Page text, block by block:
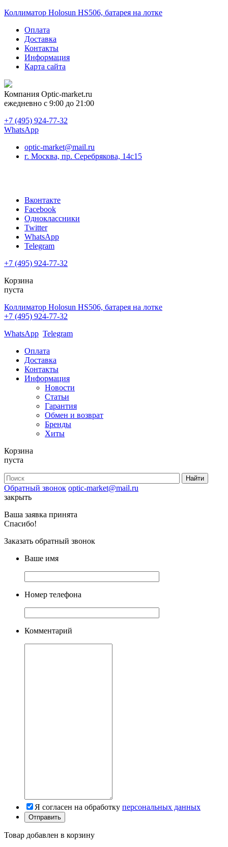
Коллиматор Holosun HS506, батарея на лотке
Оплата
Доставка
Контакты
Информация
Карта сайта
Компания Optic-market.ru
ежедневно с 9:00 до 21:00
+7 (495) 924-77-32
WhatsApp
optic-market@mail.ru
г. Москва, пр. Серебрякова, 14с15
Вконтакте
Facebook
Одноклассники
Twitter
WhatsApp
Telegram
+7 (495) 924-77-32
Корзина
пуста
Коллиматор Holosun HS506, батарея на лотке
+7 (495) 924-77-32
WhatsApp Telegram
Оплата
Доставка
Контакты
Информация
Новости
Статьи
Гарантия
Обмен и возврат
Бренды
Хиты
Корзина
пуста
Обратный звонок optic-market@mail.ru
закрыть
Ваша заявка принята
Спасибо!
Заказать обратный звонок
Ваше имя
Номер телефона
Комментарий
Я согласен на обработку персональных данных
Товар добавлен в корзину